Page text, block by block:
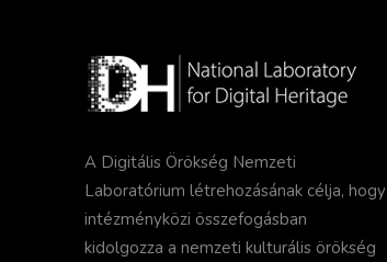
A Digitális Örökség Nemzeti
Laboratórium létrehozásának célja, hogy
intézményközi összefogásban
kidolgozza a nemzeti kulturális örökség